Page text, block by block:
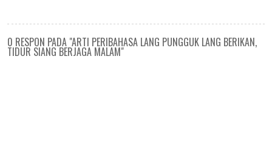
0 RESPON PADA "ARTI PERIBAHASA LANG PUNGGUK LANG BERIKAN,
TIDUR SIANG BERJAGA MALAM"